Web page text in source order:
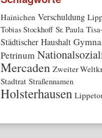
Hainichen Verschuldung
Tobias Stockhoff Sr. Paula
Städtischer Haushalt
Petrinum
Mercaden Zweiter
Stadtrat Straßennamen
Holsterhausen